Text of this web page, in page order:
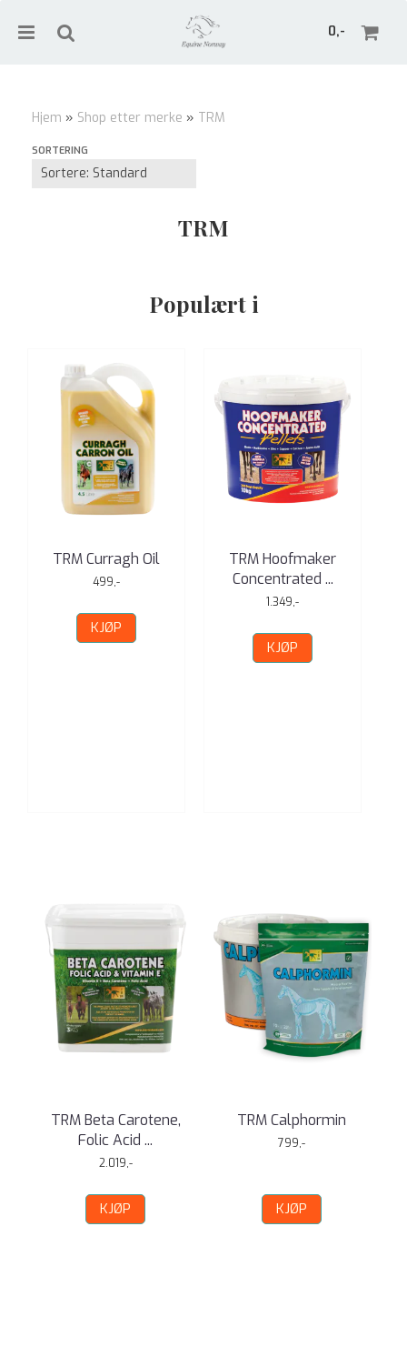
0,-
Hjem » Shop etter merke » TRM
SORTERING
TRM
Populært i
TRM Curragh Oil
499,-
KJØP
TRM Hoofmaker
Concentrated ...
1.349,-
KJØP
TRM Beta Carotene,
Folic Acid ...
2.019,-
KJØP
TRM Calphormin
799,-
KJØP